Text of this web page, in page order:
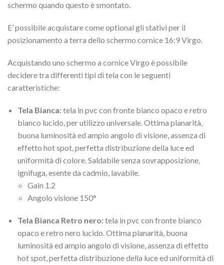
schermo quando questo è smontato.
E’ possibile acquistare come optional gli stativi per il
posizionamento a terra dello schermo cornice 16:9 Virgo.
Acquistando uno schermo a cornice Virgo è possibile
decidere tra differenti tipi di tela con le seguenti
caratteristiche:
Tela Bianca:tela in pvc con fronte bianco opaco e retro
bianco lucido, per utilizzo universale. Ottima planarità,
buona luminosità ed ampio angolo di visione, assenza di
effetto hot spot, perfetta distribuzione della luce ed
uniformità di colore. Saldabile senza sovrapposizione,
ignifuga, esente da cadmio, lavabile.
Gain 1.2
Angolo visione 150°
Tela Bianca Retro nero:tela in pvc con fronte bianco
opaco e retro nero lucido. Ottima planarità, buona
luminosità ed ampio angolo di visione, assenza di effetto
hot spot, perfetta distribuzione della luce ed uniformità di